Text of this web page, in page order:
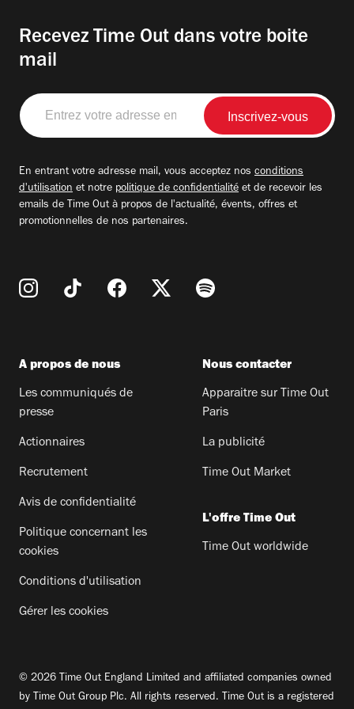
Recevez Time Out dans votre boite
mail
Entrez
votre
adresse
En entrant votre adresse mail, vous acceptez nos conditions
d'utilisation et notre politique de confidentialité et de recevoir les
emails de Time Out à propos de l'actualité, évents, offres et
promotionnelles de nos partenaires.
A propos de nous
Les communiqués de
presse
Actionnaires
Recrutement
Avis de confidentialité
Politique concernant les
cookies
Conditions d'utilisation
Gérer les cookies
Nous contacter
Apparaitre sur Time Out
Paris
La publicité
Time Out Market
L'offre Time Out
Time Out worldwide
© 2026 Time Out England Limited and affiliated companies owned
by Time Out Group Plc. All rights reserved. Time Out is a registered